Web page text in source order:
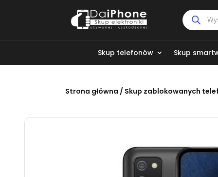
Skup telefonów Skup
Strona główna / Skup zablokowanych